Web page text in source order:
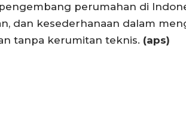
perumahan di
dan kesederhanaan dalam
tanpa kerumitan teknis. (aps)